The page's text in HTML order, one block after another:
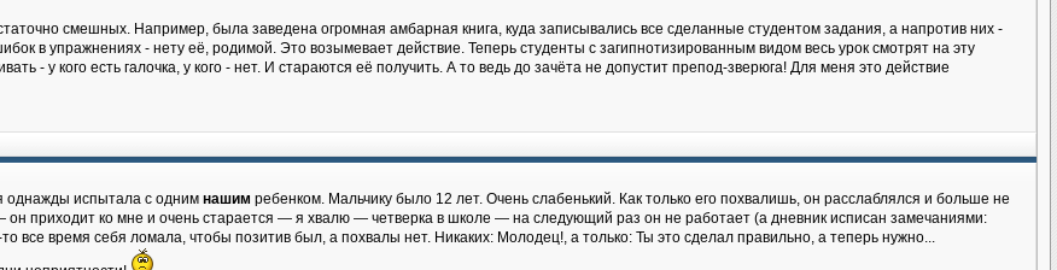
смешных. Например, была заведена огромная амбарная книга, куда записывались все сделанные студентом задания, а напротив них -
в упражнениях - нету её, родимой. Это возымевает действие. Теперь студенты с загипнотизированным видом весь урок смотрят на эту
- у кого есть галочка, у кого - нет. И стараются её получить. А то ведь до зачёта не допустит препод-зверюга! Для меня это действие
однажды испытала с одним нашим ребенком. Мальчику было 12 лет. Очень слабенький. Как только его похвалишь, он расслаблялся и больше не
приходит ко мне и очень старается — я хвалю — четверка в школе — на следующий раз он не работает (а дневник исписан замечаниями:
все время себя ломала, чтобы позитив был, а похвалы нет. Никаких: Молодец!, а только: Ты это сделал правильно, а теперь нужно...